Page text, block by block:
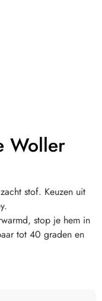
Woller
stof. Keuzen uit
stop je hem in
tot 40 graden en